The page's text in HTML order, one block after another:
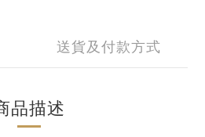
送貨及付款方式
品描述